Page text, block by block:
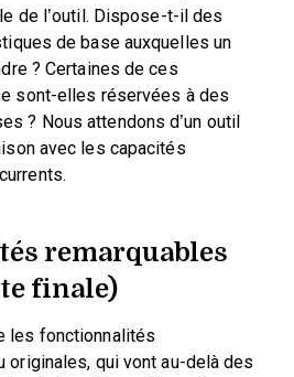
de l’outil. Dispose-t-il des
de base auxquelles un
? Certaines de ces
sont-elles réservées à des
? Nous attendons d’un outil
avec les capacités
remarquables
finale)
les fonctionnalités
originales, qui vont au-delà des